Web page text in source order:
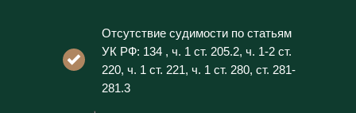
Отсутствие судимости по статьям
УК РФ: 134 , ч. 1 ст. 205.2, ч. 1-2 ст.
220, ч. 1 ст. 221, ч. 1 ст. 280, ст. 281-
281.3